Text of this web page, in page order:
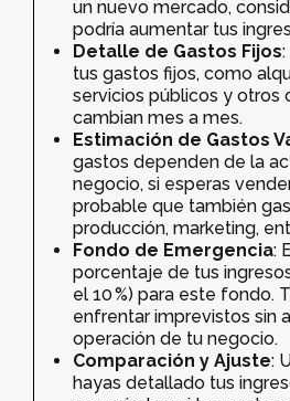
un nuevo mercado,
podría aumentar tus
Detalle de Gastos Fijos
tus gastos fijos, como
servicios públicos y otros
cambian mes a mes.
Estimación de Gastos
gastos dependen de la
negocio, si esperas
probable que también
producción, marketing,
Fondo de Emergencia:
porcentaje de tus
el 10 %) para este fondo.
enfrentar imprevistos sin
operación de tu negocio.
Comparación y Ajuste:
hayas detallado tus